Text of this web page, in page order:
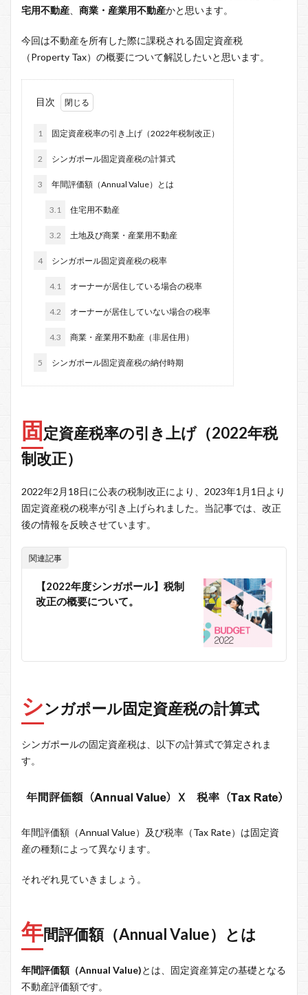
宅用不動産
商業・産業用不動産かと思います。
今回は不動産を所有した際に課税される固定資産税
（Property Tax）の概要について解説したいと思います。
目次
1 固定資産税率の引き上げ（2022年税制改正）
2 シンガポール固定資産税の計算式
3 年間評価額（Annual Value）とは
3.1 住宅用不動産
3.2 土地及び商業・産業用不動産
4 シンガポール固定資産税の税率
4.1 オーナーが居住している場合の税率
4.2 オーナーが居住していない場合の税率
4.3 商業・産業用不動産（非居住用）
5 シンガポール固定資産税の納付時期
固定資産税率の引き上げ（2022年税
制改正）
2022年2月18日に公表の税制改正により、2023年1月1日より
固定資産税の税率が引き上げられました。当記事では、改正
後の情報を反映させています。
関連記事
【2022年度シンガポール】税制
改正の概要について。
シンガポール固定資産税の計算式
シンガポールの固定資産税は、以下の計算式で算定されま
す。
年間評価額（Annual Value）及び税率（Tax Rate）は固定資
産の種類によって異なります。
それぞれ見ていきましょう。
年間評価額（Annual Value）とは
年間評価額（Annual Value)とは、固定資産算定の基礎となる
不動産評価額です。